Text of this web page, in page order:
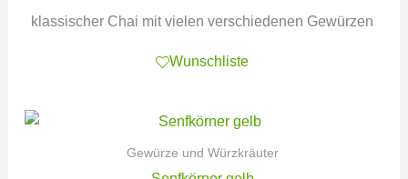
klassischer Chai mit vielen verschiedenen Gewürzen
Wunschliste
Gewürze und Würzkräuter